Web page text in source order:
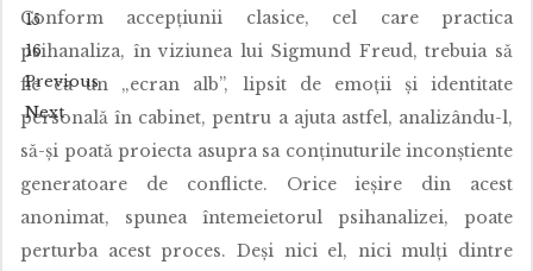
15
16
Previous
Next
Conform accepțiunii clasice, cel care practica
psihanaliza, în viziunea lui Sigmund Freud, trebuia să
fie ca un „ecran alb”, lipsit de emoții și identitate
personală în cabinet, pentru a ajuta astfel, analizându-l,
să-și poată proiecta asupra sa conținuturile inconștiente
generatoare de conflicte. Orice ieșire din acest
anonimat, spunea întemeietorul psihanalizei, poate
perturba acest proces. Deși nici el, nici mulți dintre